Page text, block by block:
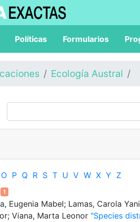
Políticas Formularios
Ecología Austral
O P Q R S T U V W X Y Z
1
Eugenia Mabel; Lamas, Carola
Viana, Marta Leonor "Species